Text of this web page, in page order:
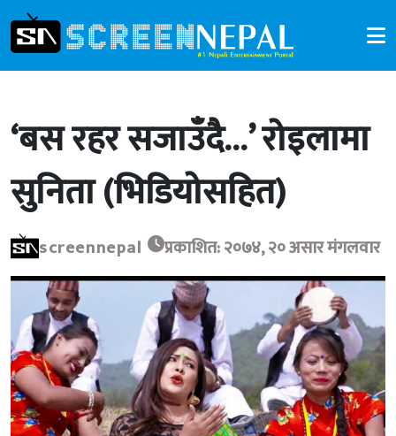
‘बस रहर सजाउँदै…’ रोइलामा
सुनिता (भिडियोसहित)
screennepal प्रकाशित: २०७४, २० असार मंगलवार